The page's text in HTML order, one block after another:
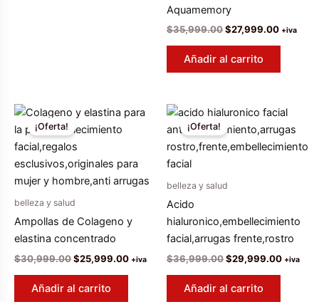
Aquamemory
$35,999.00El
original
era:
$27,999.00El+iva
Añadir al carrito
¡Oferta!
belleza y salud
Ampollas de Colageno y
elastina concentrado
$30,999.00El
original
era:
$25,999.00El+iva
Añadir al carrito
¡Oferta!
belleza y salud
Acido
hialuronico,embellecimiento
facial,arrugas frente,rostro
$36,999.00El
original
era:
$29,999.00El+iva
Añadir al carrito